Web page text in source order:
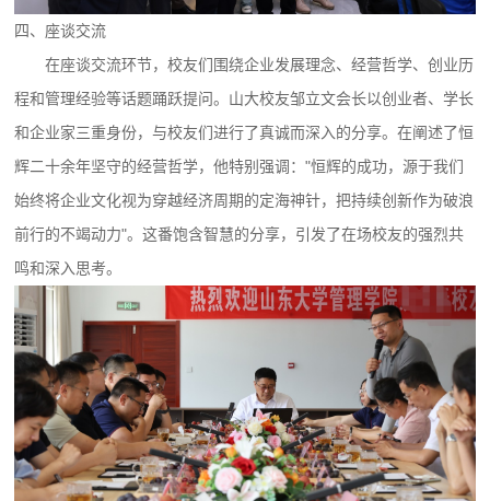
四、座谈交流
在座谈交流环节，校友们围绕企业发展理念、经营哲学、创业历
程和管理经验等话题踊跃提问。山大校友邹立文会长以创业者、学长
和企业家三重身份，与校友们进行了真诚而深入的分享。在阐述了恒
辉二十余年坚守的经营哲学，他特别强调："恒辉的成功，源于我们
始终将企业文化视为穿越经济周期的定海神针，把持续创新作为破浪
前行的不竭动力"。这番饱含智慧的分享，引发了在场校友的强烈共
鸣和深入思考。